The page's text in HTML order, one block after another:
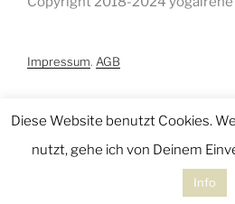
Impressum. AGB
Diese Website benutzt Cookies.
nutzt, gehe ich von Deinem
Info